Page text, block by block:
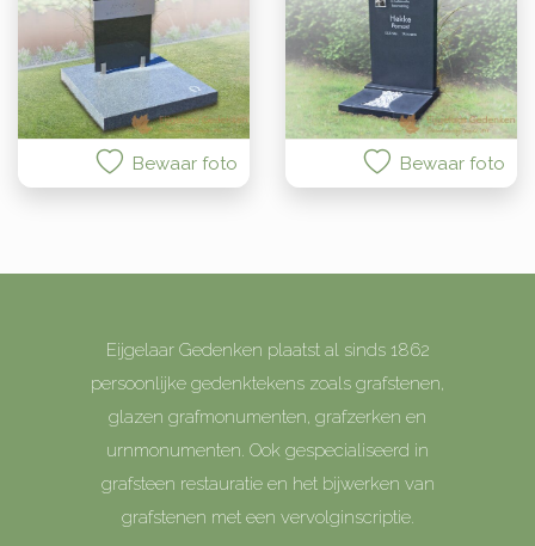
Bewaar foto Bewaar foto
Eijgelaar Gedenken plaatst al sinds 1862
persoonlijke gedenktekens zoals grafstenen,
glazen grafmonumenten, grafzerken en
urnmonumenten. Ook gespecialiseerd in
grafsteen restauratie en het bijwerken van
grafstenen met een vervolginscriptie.